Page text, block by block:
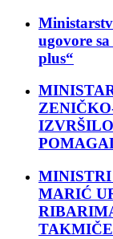
ugovore
plus“
MARIĆ